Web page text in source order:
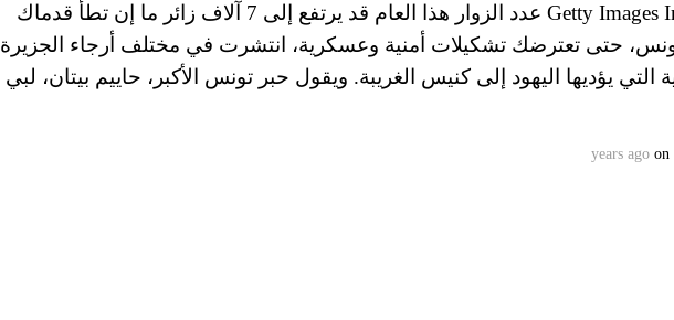
مصدر الصورة Getty Images Image caption عدد الزوار هذا العام قد يرتفع إلى 7 آلاف زائر ما إن تطأ قدماك
حتى تعترضك تشكيلات أمنية وعسكرية، انتشرت في مختلف أرجاء الجزيرة
التي يؤديها اليهود إلى كنيس الغريبة. ويقول حبر تونس الأكبر، حاييم بيتان، لبي
on